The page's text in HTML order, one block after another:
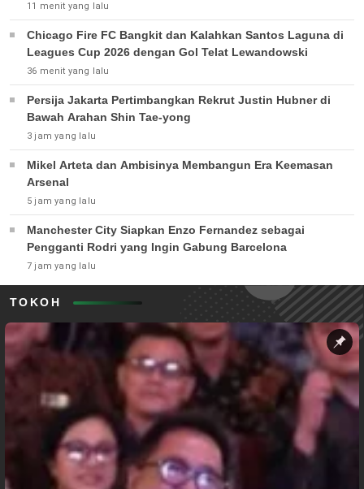
11 menit yang lalu
Chicago Fire FC Bangkit dan Kalahkan Santos Laguna di
Leagues Cup 2026 dengan Gol Telat Lewandowski
36 menit yang lalu
Persija Jakarta Pertimbangkan Rekrut Justin Hubner di
Bawah Arahan Shin Tae-yong
3 jam yang lalu
Mikel Arteta dan Ambisinya Membangun Era Keemasan
Arsenal
5 jam yang lalu
Manchester City Siapkan Enzo Fernandez sebagai
Pengganti Rodri yang Ingin Gabung Barcelona
7 jam yang lalu
TOKOH